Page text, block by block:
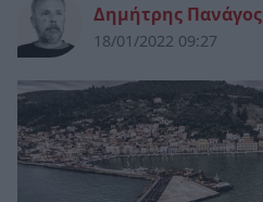
Δημήτρης Πανάγος
18/01/2022 09:27